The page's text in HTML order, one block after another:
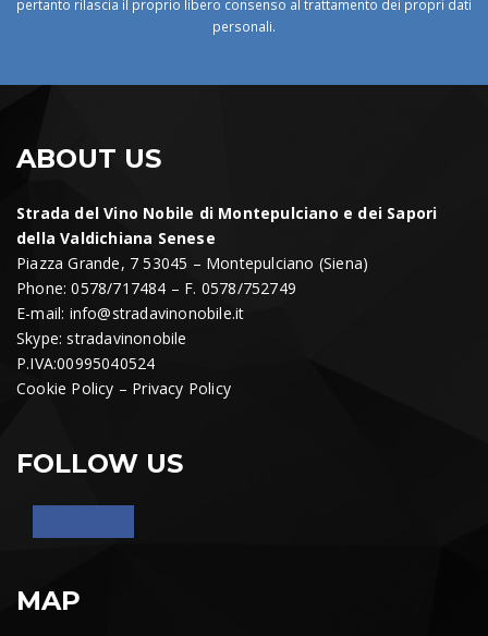
pertanto rilascia il proprio libero consenso al trattamento dei propri dati
personali.
ABOUT US
Strada del Vino Nobile di Montepulciano e dei Sapori
della Valdichiana Senese
Piazza Grande, 7 53045 – Montepulciano (Siena)
Phone: 0578/717484 – F. 0578/752749
E-mail: info@stradavinonobile.it
Skype: stradavinonobile
P.IVA:00995040524
Cookie Policy – Privacy Policy
FOLLOW US
MAP